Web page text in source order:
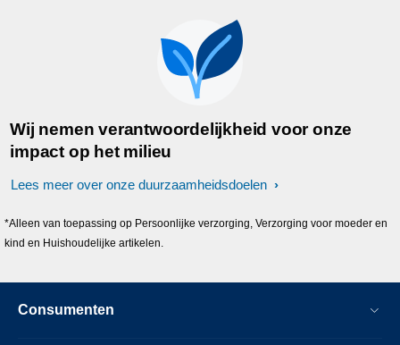
Wij nemen verantwoordelijkheid voor onze
impact op het milieu
Lees meer over onze duurzaamheidsdoelen
*Alleen van toepassing op Persoonlijke verzorging, Verzorging voor moeder en
kind en Huishoudelijke artikelen.
Consumenten